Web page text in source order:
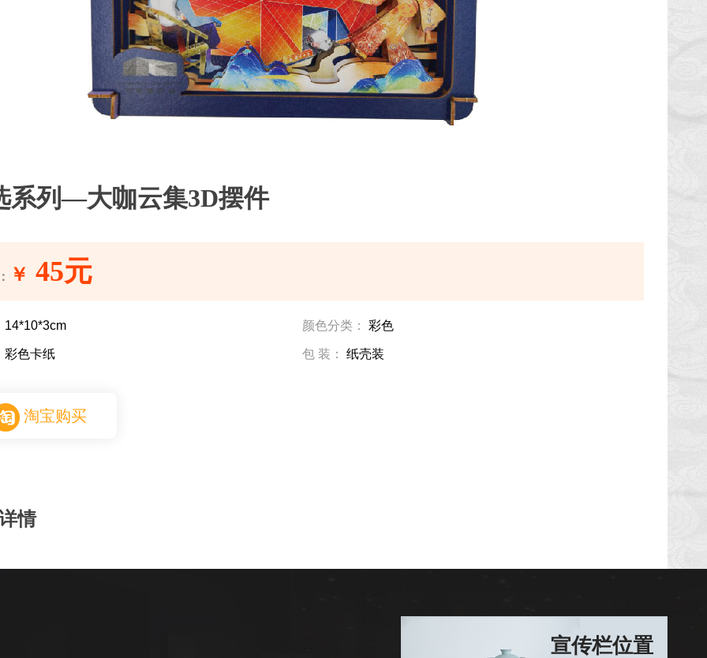
系列—大咖云集3D摆件
￥ 45元
14*10*3cm 颜色分类： 彩色
彩色卡纸 包 装： 纸壳装
淘宝购买
情
宣传栏位置